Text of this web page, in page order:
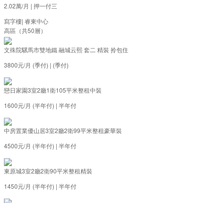
2.02萬/月 | 押一付三
寫字樓| 睿東中心
高區（共50層）
文殊院騾馬市雙地鐵 融城云熙 套二 精裝 拎包住
3800元/月 (季付) | (季付)
戀日家園3室2廳1衛105平米整租中裝
1600元/月 (半年付) | 半年付
中房置業優山居3室2廳2衛99平米整租豪華裝
4500元/月 (半年付) | 半年付
東原城3室2廳2衛90平米整租精裝
1450元/月 (半年付) | 半年付